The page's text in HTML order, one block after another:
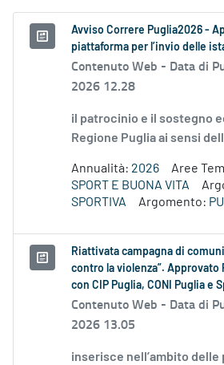
Avviso Correre Puglia2026 -
piattaforma per l’invio delle
Contenuto Web - Data di
2026 12.28
il patrocinio e il sostegno
Regione Puglia ai sensi
Annualità: 2026 Aree
SPORT E BUONA VITA
SPORTIVA
Argomento:
Riattivata campagna di
contro la violenza”. Approvato
con CIP Puglia, CONI Puglia e
Contenuto Web - Data di
2026 13.05
inserisce nell’ambito